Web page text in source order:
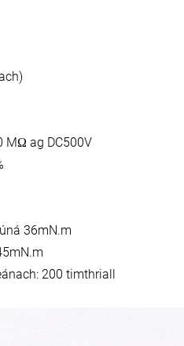
MΩ ag DC500V
36mN.m
200 timthriall